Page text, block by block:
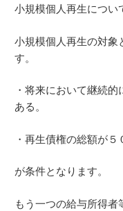
小規模個人再生につい
小規模個人再生の対
す。
・将来において継続
ある。
・再生債権の総額が
が条件となります。
もう一つの給与所得者